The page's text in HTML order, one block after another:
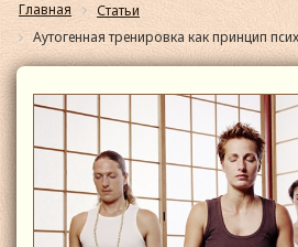
Главная
Статьи
Аутогенная тренировка как принцип